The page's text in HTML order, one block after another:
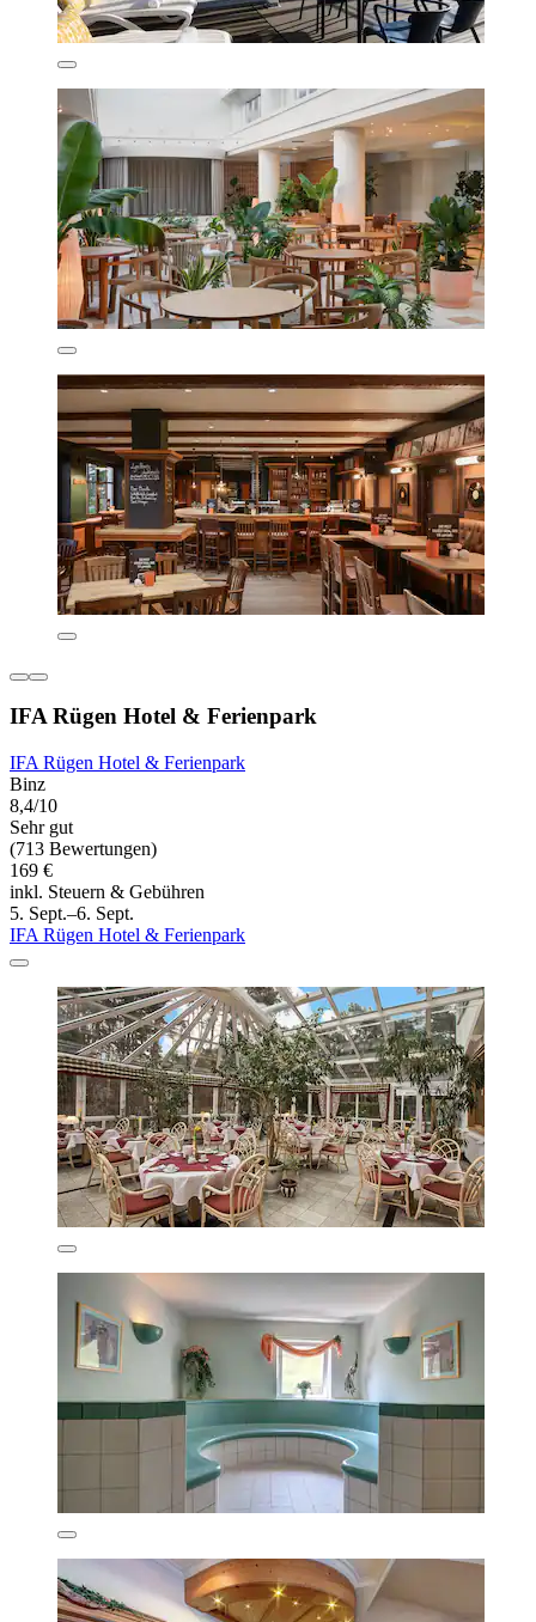
IFA Rügen Hotel & Ferienpark
IFA Rügen Hotel & Ferienpark
Binz
8,4/10
Sehr gut
(713 Bewertungen)
169 €
inkl. Steuern & Gebühren
5. Sept.–6. Sept.
IFA Rügen Hotel & Ferienpark